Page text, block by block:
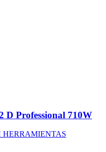
D Professional 710W
HERRAMIENTAS